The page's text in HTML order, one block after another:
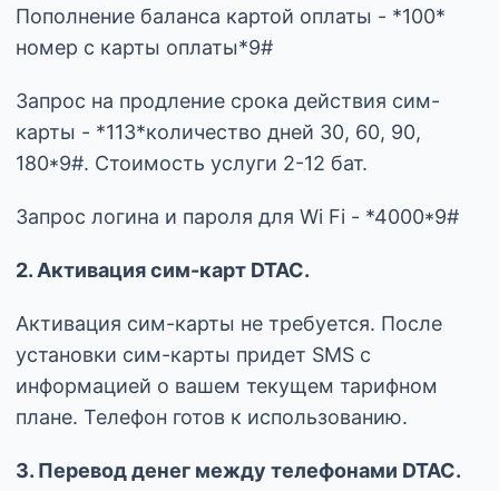
Пополнение баланса картой оплаты - *100*
номер с карты оплаты*9#
Запрос на продление срока действия сим-
карты - *113*количество дней 30, 60, 90,
180*9#. Стоимость услуги 2-12 бат.
Запрос логина и пароля для Wi Fi - *4000*9#
2. Активация сим-карт DTAC.
Активация сим-карты не требуется. После
установки сим-карты придет SMS с
информацией о вашем текущем тарифном
плане. Телефон готов к использованию.
3. Перевод денег между телефонами DTAC.